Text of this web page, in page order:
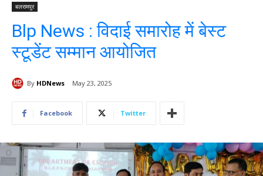
बलरामपुर
Blp News : विदाई समारोह में बेस्ट
स्टूडेंट सम्मान आयोजित
By HDNews May 23, 2025
Facebook Twitter